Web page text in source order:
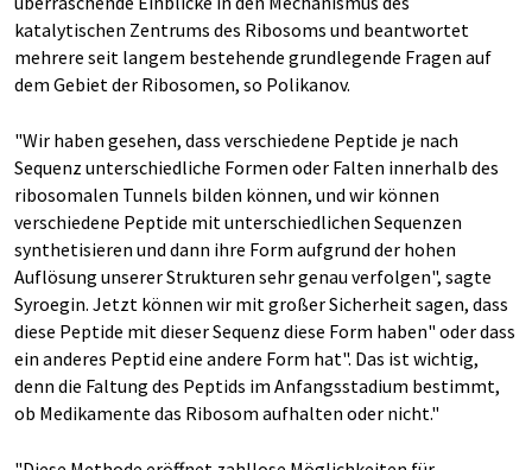
katalytischen Zentrums des Ribosoms und beantwortet
mehrere seit langem bestehende grundlegende Fragen auf
dem Gebiet der Ribosomen, so Polikanov.
"Wir haben gesehen, dass verschiedene Peptide je nach
Sequenz unterschiedliche Formen oder Falten innerhalb des
ribosomalen Tunnels bilden können, und wir können
verschiedene Peptide mit unterschiedlichen Sequenzen
synthetisieren und dann ihre Form aufgrund der hohen
Auflösung unserer Strukturen sehr genau verfolgen", sagte
Syroegin. Jetzt können wir mit großer Sicherheit sagen, dass
diese Peptide mit dieser Sequenz diese Form haben" oder dass
ein anderes Peptid eine andere Form hat". Das ist wichtig,
denn die Faltung des Peptids im Anfangsstadium bestimmt,
ob Medikamente das Ribosom aufhalten oder nicht."